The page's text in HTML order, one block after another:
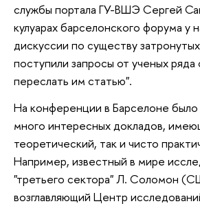
службы портала ГУ-ВШЭ Сергей
кулуарах барселонского форума у
дискуссии по существу
поступили запросы от ученых
переслать им статью".
На конференции в Барселоне
много интересных докладов,
теоретический, так и чисто
Например, известный в мире
"третьего сектора" Л. Соломон
возглавляющий Центр